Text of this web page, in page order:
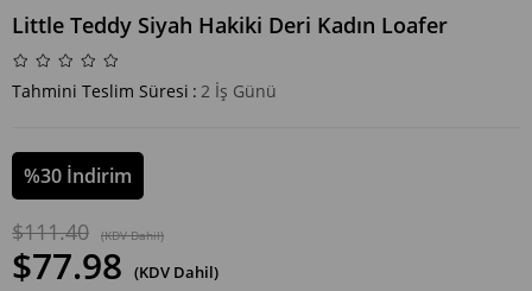
Little Teddy Siyah Hakiki Deri Kadın Loafer
Tahmini Teslim Süresi : 2 İş Günü
%30 İndirim
$111.40 (KDV Dahil)
$77.98 (KDV Dahil)